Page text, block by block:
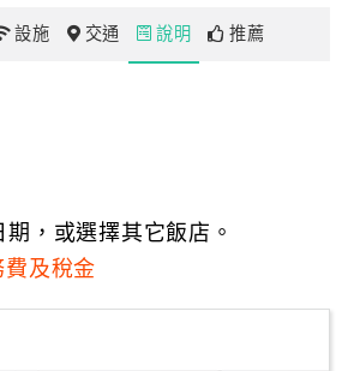
設施 交通 說明 推薦
，或選擇其它飯店。
及稅金